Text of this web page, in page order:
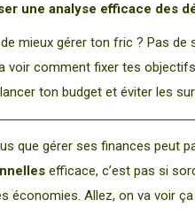
une analyse efficace des
de mieux gérer ton fric ? Pas
voir comment fixer tes
ton budget et éviter les
que gérer ses finances peut
efficace, c’est pas si
économies. Allez, on va voir